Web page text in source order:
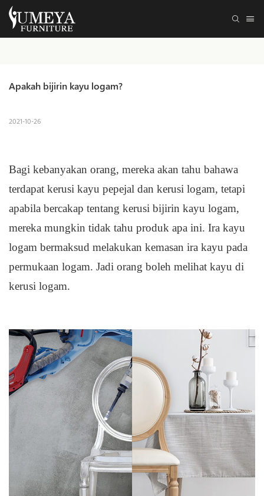
Apakah bijirin kayu logam?
2021-10-26
Bagi kebanyakan orang, mereka akan tahu bahawa
terdapat kerusi kayu pepejal dan kerusi logam, tetapi
apabila bercakap tentang kerusi bijirin kayu logam,
mereka mungkin tidak tahu produk apa ini. Ira kayu
logam bermaksud melakukan kemasan ira kayu pada
permukaan logam. Jadi orang boleh melihat kayu di
kerusi logam.